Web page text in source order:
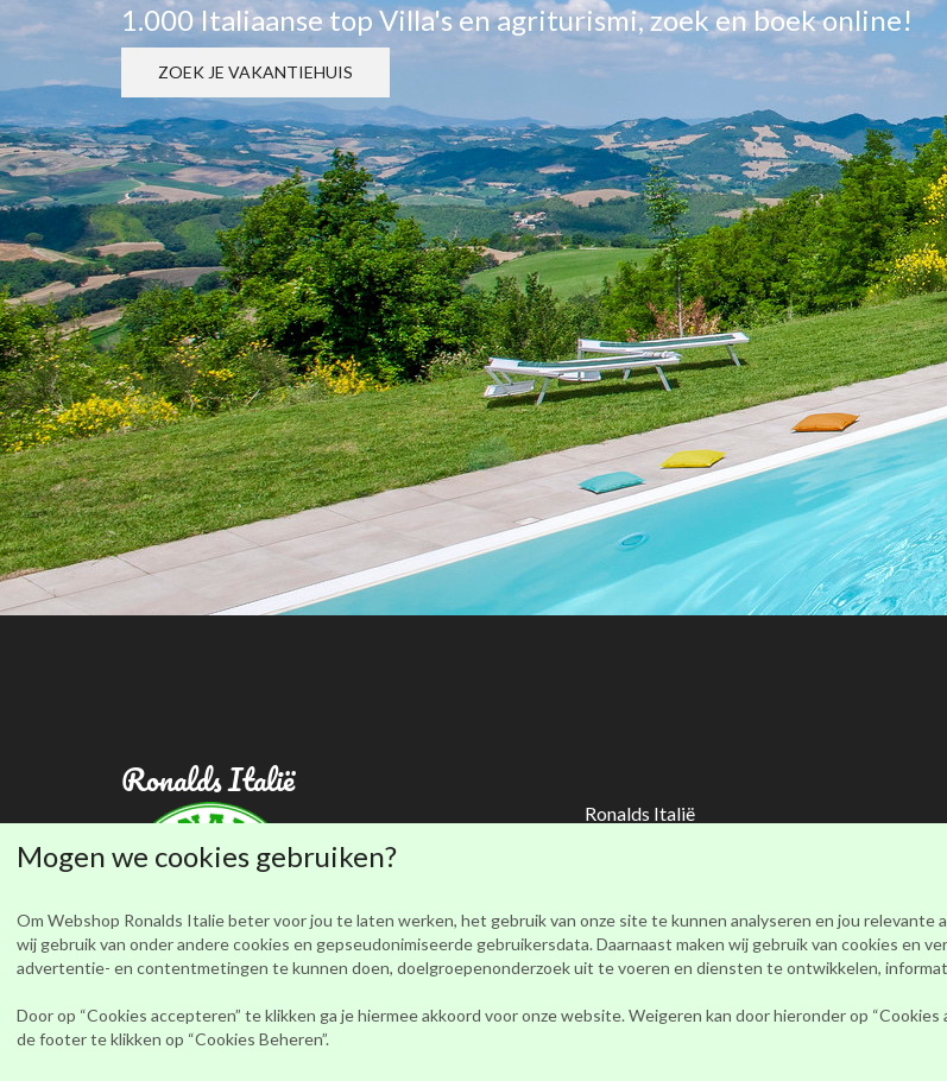
1.000 Italiaanse top Villa's en agriturismi, zoek en boek online!
ZOEK JE VAKANTIEHUIS
Ronalds Italië
Privacy beleid|Algemene Voorwaarden
Bestellen en betalen|Review beleid
Ronalds Italië
webshop@ronalds-italie.nl
0852 735 753
BTWid: NL866614886B01
Mogen we cookies gebruiken?
Om Webshop Ronalds Italie beter voor jou te laten werken, het gebruik van onze site te kunnen analyseren en jou
wij gebruik van onder andere cookies en gepseudonimiseerde gebruikersdata. Daarnaast maken wij gebruik van cookies
advertentie- en contentmetingen te kunnen doen, doelgroepenonderzoek uit te voeren en diensten te ontwikkelen,
Door op “Cookies accepteren” te klikken ga je hiermee akkoord voor onze website. Weigeren kan door hieronder op
de footer te klikken op “Cookies Beheren”.